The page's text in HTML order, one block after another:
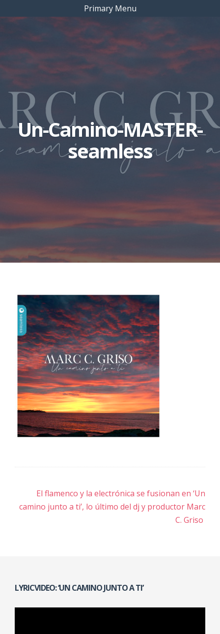
Primary Menu
Un-Camino-MASTER-
seamless
Navegación
de
El flamenco y la electrónica se fusionan en ‘Un
camino junto a ti’, lo último del dj y productor Marc
C. Griso
LYRICVIDEO: ‘UN CAMINO JUNTO A TI’